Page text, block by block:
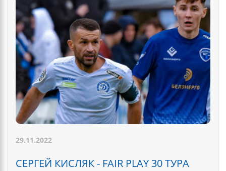
29.11.2022
СЕРГЕЙ КИСЛЯК - FAIR PLAY 30 ТУРА